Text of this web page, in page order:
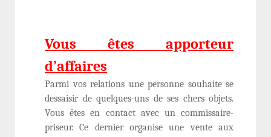
Vous êtes apporteur
d’affaires
Parmi vos relations une personne souhaite se
dessaisir de quelques-uns de ses chers objets.
Vous êtes en contact avec un commissaire-
priseur. Ce dernier organise une vente aux